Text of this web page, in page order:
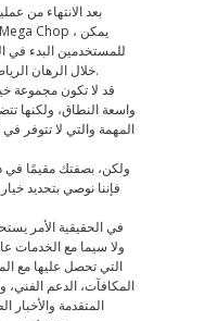
بعد الانتهاء من
للمستخدمين البدء في
خلال الرهان الرياضي للمنصة.
قد لا تكون مجموعة
واسعة النطاق، ولكنها
المهمة والتي لا تتوفر
ولكن، بصفتك مقيمًا في
فإننا نوصي بتحديد
في الحقيقية الأمر
ولا سيما مع الخدمات
التي تحصل عليها مع
المكافآت، الدعم الفني،
المتقدمة والأخبار